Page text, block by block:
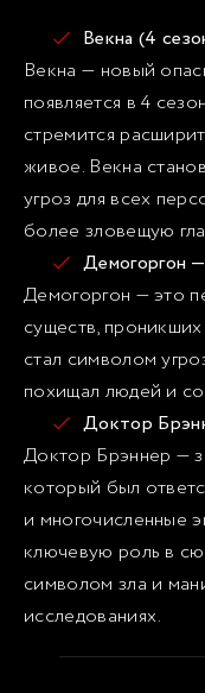
Векна (4
Векна — новый
появляется в 4
стремится
живое. Векна
угроз для всех
более зловещую
Демогоргон
Демогоргон — это
существ,
стал символом
похищал людей и
Доктор
Доктор Брэннер —
который был
и многочисленные
ключевую роль в
символом зла и
исследованиях.